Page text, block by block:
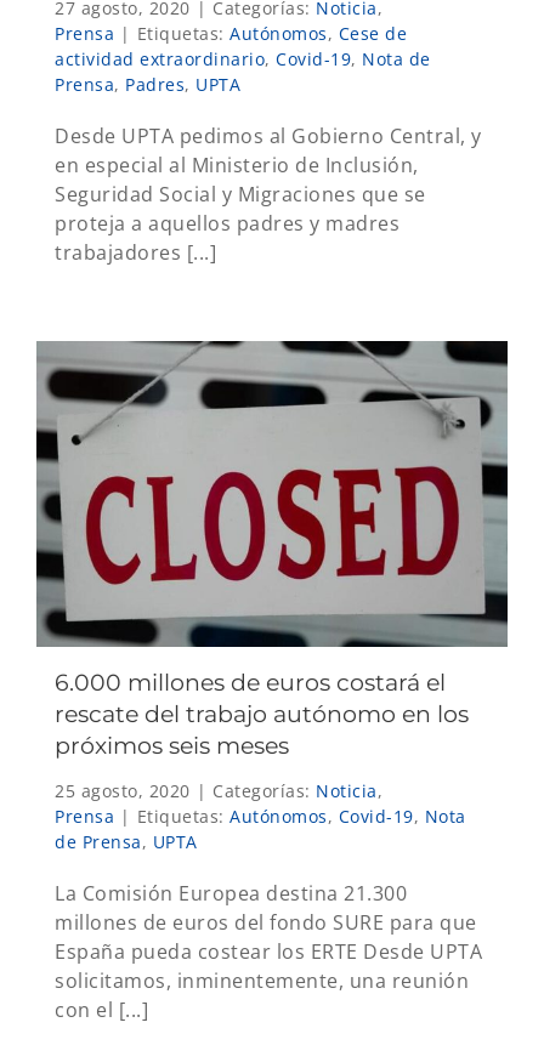
27 agosto, 2020 | Categorías: Noticia,
Prensa | Etiquetas: Autónomos, Cese de
actividad extraordinario, Covid-19, Nota de
Prensa, Padres, UPTA
Desde UPTA pedimos al Gobierno Central, y
en especial al Ministerio de Inclusión,
Seguridad Social y Migraciones que se
proteja a aquellos padres y madres
trabajadores [...]
6.000 millones de euros costará el
rescate del trabajo autónomo en los
próximos seis meses
25 agosto, 2020 | Categorías: Noticia,
Prensa | Etiquetas: Autónomos, Covid-19, Nota
de Prensa, UPTA
La Comisión Europea destina 21.300
millones de euros del fondo SURE para que
España pueda costear los ERTE Desde UPTA
solicitamos, inminentemente, una reunión
con el [...]